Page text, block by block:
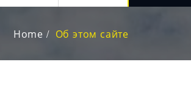
Home Об этом сайте